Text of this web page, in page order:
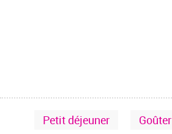
Petit déjeuner Goûter